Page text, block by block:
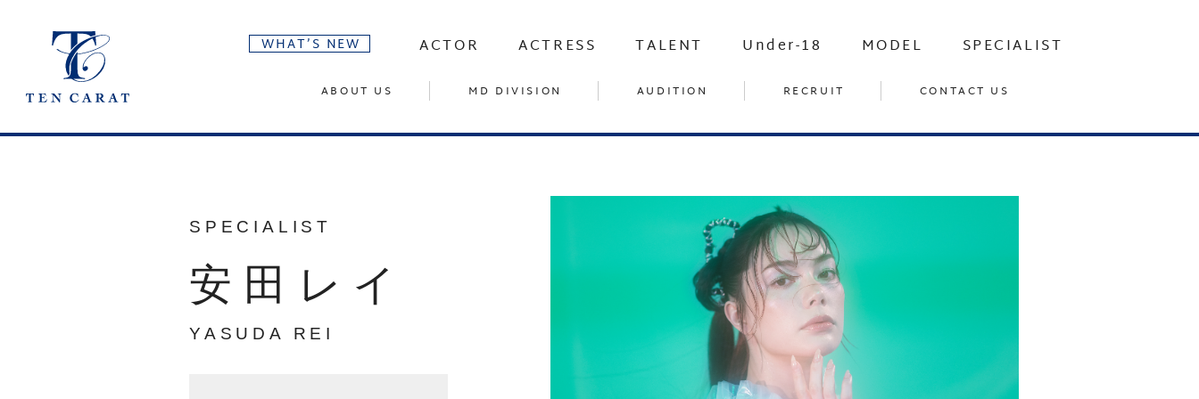
WHAT’S NEW ACTOR ACTRESS TALENT Under-18 MODEL SPECIALIST
ABOUT US MD DIVISION AUDITION RECRUIT CONTACT US
SPECIALIST
安田レイ
YASUDA REI